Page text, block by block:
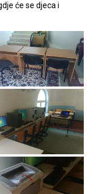
će se djeca i